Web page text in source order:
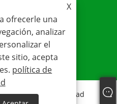
CALLE CHENGXI,
(317500)
política de privacidad
X
ofrecerle una
analizar
el
sitio, acepta
política de